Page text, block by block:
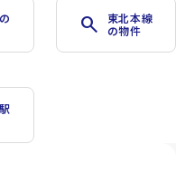
search
東北本線
の物件